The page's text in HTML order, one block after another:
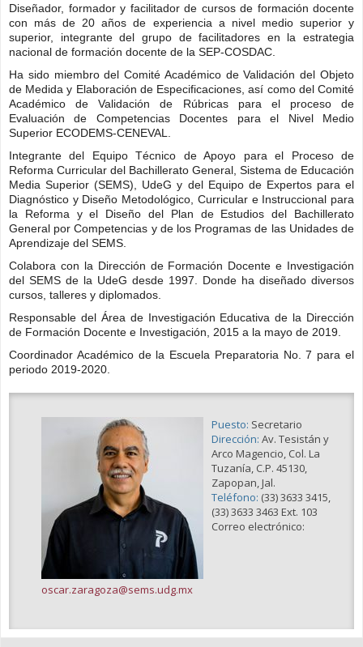
Diseñador, formador y facilitador de cursos de formación docente
con más de 20 años de experiencia a nivel medio superior y
superior, integrante del grupo de facilitadores en la estrategia
nacional de formación docente de la SEP-COSDAC.
Ha sido miembro del Comité Académico de Validación del Objeto
de Medida y Elaboración de Especificaciones, así como del Comité
Académico de Validación de Rúbricas para el proceso de
Evaluación de Competencias Docentes para el Nivel Medio
Superior ECODEMS-CENEVAL.
Integrante del Equipo Técnico de Apoyo para el Proceso de
Reforma Curricular del Bachillerato General, Sistema de Educación
Media Superior (SEMS), UdeG y del Equipo de Expertos para el
Diagnóstico y Diseño Metodológico, Curricular e Instruccional para
la Reforma y el Diseño del Plan de Estudios del Bachillerato
General por Competencias y de los Programas de las Unidades de
Aprendizaje del SEMS.
Colabora con la Dirección de Formación Docente e Investigación
del SEMS de la UdeG desde 1997. Donde ha diseñado diversos
cursos, talleres y diplomados.
Responsable del Área de Investigación Educativa de la Dirección
de Formación Docente e Investigación, 2015 a la mayo de 2019.
Coordinador Académico de la Escuela Preparatoria No. 7 para el
periodo 2019-2020.
Puesto: Secretario
Dirección: Av. Tesistán y
Arco Magencio, Col. La
Tuzanía, C.P. 45130,
Zapopan, Jal.
Teléfono: (33) 3633 3415,
(33) 3633 3463 Ext. 103
Correo electrónico:
oscar.zaragoza@sems.udg.mx